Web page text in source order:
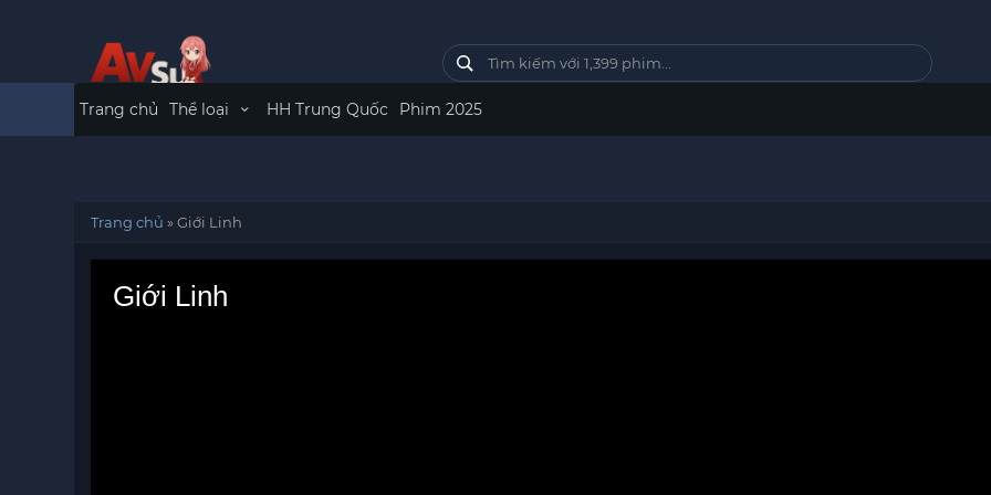
Trang chủ Thể loại HH Trung Quốc Phim 2025
Trang chủ »Giới Linh
Giới Linh